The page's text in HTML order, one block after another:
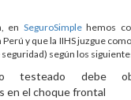
en SeguroSimplehemos
y que la IIHS juzgue
según los
testeado debe
en el choque frontal